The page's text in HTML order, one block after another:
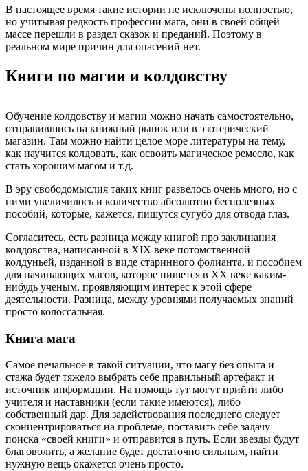
В настоящее время такие истории не исключены полностью,
но учитывая редкость профессии мага, они в своей общей
массе перешли в раздел сказок и преданий. Поэтому в
реальном мире причин для опасений нет.
Книги по магии и колдовству
Обучение колдовству и магии можно начать самостоятельно,
отправившись на книжный рынок или в эзотерический
магазин. Там можно найти целое море литературы на тему,
как научится колдовать, как освоить магическое ремесло, как
стать хорошим магом и т.д.
В эру свободомыслия таких книг развелось очень много, но с
ними увеличилось и количество абсолютно бесполезных
пособий, которые, кажется, пишутся сугубо для отвода глаз.
Согласитесь, есть разница между книгой про заклинания
колдовства, написанной в XIX веке потомственной
колдуньей, изданной в виде старинного фолианта, и пособием
для начинающих магов, которое пишется в XX веке каким-
нибудь ученым, проявляющим интерес к этой сфере
деятельности. Разница, между уровнями получаемых знаний
просто колоссальная.
Книга мага
Самое печальное в такой ситуации, что магу без опыта и
стажа будет тяжело выбрать себе правильный артефакт и
источник информации. На помощь тут могут прийти либо
учителя и наставники (если такие имеются), либо
собственный дар. Для задействования последнего следует
сконцентрироваться на проблеме, поставить себе задачу
поиска «своей книги» и отправится в путь. Если звезды будут
благоволить, а желание будет достаточно сильным, найти
нужную вещь окажется очень просто.